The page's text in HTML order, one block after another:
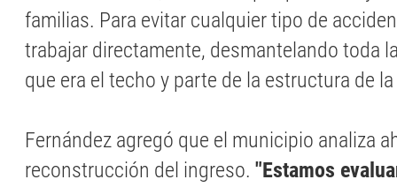
familias. Para evitar cualquier tipo de
trabajar directamente, desmantelando toda
que era el techo y parte de la estructura de
Fernández agregó que el municipio analiza
reconstrucción del ingreso."Estamos